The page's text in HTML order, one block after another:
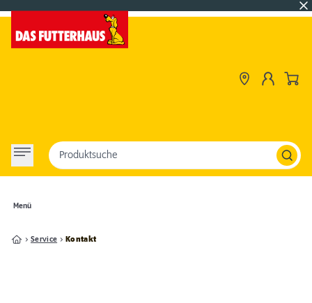
Menü
Produktsuche
Service Kontakt